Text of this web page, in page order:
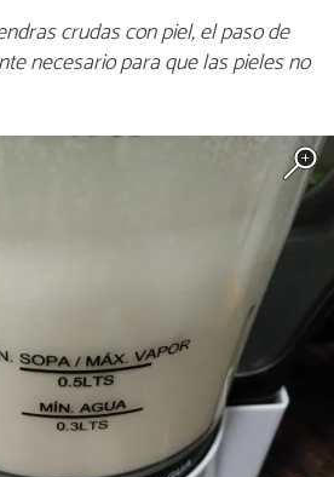
crudas con piel, el paso de
necesario para que las pieles no